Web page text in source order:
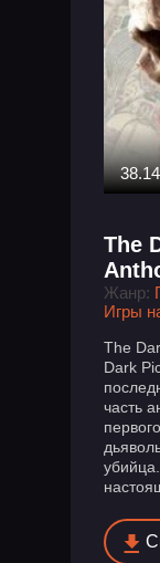
The
Жанр:
Игры
The
Dark
часть